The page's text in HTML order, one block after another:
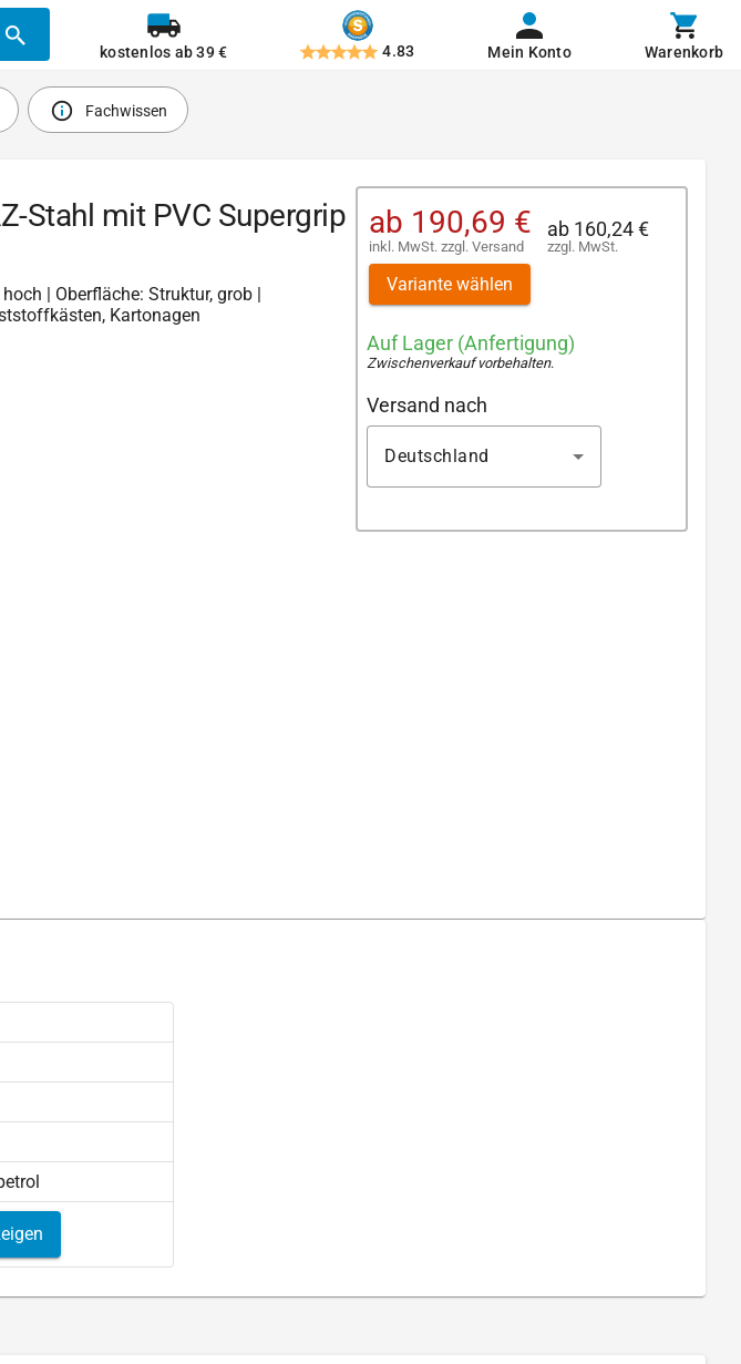
kostenlos ab 39 € 4.83 Mein Konto Warenkorb
Fachwissen
Stahl mit PVC Supergrip
| Oberfläche: Struktur, grob |
Kartonagen
ab 190,69 €
inkl. MwSt. zzgl. Versand
ab 160,24 €
zzgl. MwSt.
Variante wählen
Auf Lager (Anfertigung)
Zwischenverkauf vorbehalten.
Versand nach
Deutschland